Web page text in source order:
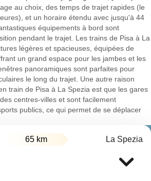
au choix, des temps de trajet rapides (le
et un horaire étendu avec jusqu'à 44
équipements à bord sont
pendant le trajet. Les trains de Pisa à La
légères et spacieuses, équipées de
un grand espace pour les jambes et les
panoramiques sont parfaites pour
le long du trajet. Une autre raison
train de Pisa à La Spezia est que les gares
centres-villes et sont facilement
publics, ce qui permet de se déplacer
65 km La Spezia